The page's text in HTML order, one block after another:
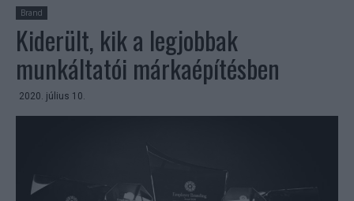
Brand
Kiderült, kik a legjobbak
munkáltatói márkaépítésben
2020. július 10.